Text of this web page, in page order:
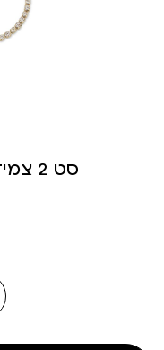
סט 2 צמידי יהלומים- זהב 01